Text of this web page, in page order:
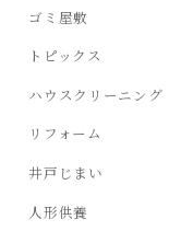
ゴミ屋敷
トピックス
ハウスクリーニング
リフォーム
井戸じまい
人形供養